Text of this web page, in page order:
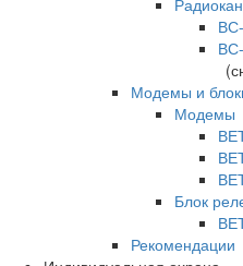
Модемы и
Модемы
Блок
Рекомендации